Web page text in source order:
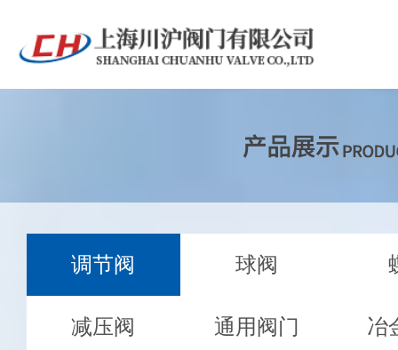
调节阀 球阀
减压阀 通用阀门 冶